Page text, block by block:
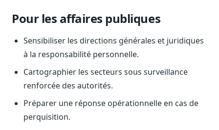
Qui sommes-nous
Méthode, valeurs et équipe
Charte IA
Fiabilité, souveraineté, sobriété
Sécurité
Presse
Kit média, contacts
Pour les affaires publiques
Sensibiliser les directions générales et juridiques
à la responsabilité personnelle.
Cartographier les secteurs sous surveillance
renforcée des autorités.
Préparer une réponse opérationnelle en cas de
perquisition.